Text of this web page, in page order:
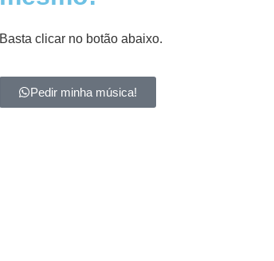
Basta clicar no botão abaixo.
Pedir minha música!